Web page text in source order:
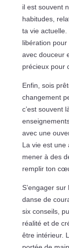
il est souvent
habitudes,
ta vie actuelle.
libération pour
avec douceur
précieux pour
Enfin, sois
changement
c’est souvent
avec une
La vie est une
mener à des
remplir ton
S’engager
danse de
six conseils,
réalité et de
être intérieur.